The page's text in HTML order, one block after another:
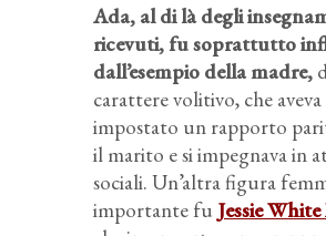
Ada, al di là degli
ricevuti, fu soprattutto
dall’esempio della madre,
carattere volitivo, che aveva
impostato un rapporto
il marito e si impegnava in
sociali. Un’altra figura
importante fu Jessie